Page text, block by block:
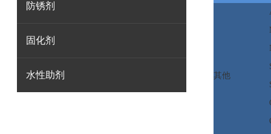
防锈剂
固化剂
水性助剂 其他